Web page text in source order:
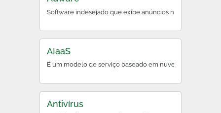
Software indesejado que exibe anúncios no dispositivo
AIaaS
É um modelo de serviço baseado em nuvem que
Antivírus